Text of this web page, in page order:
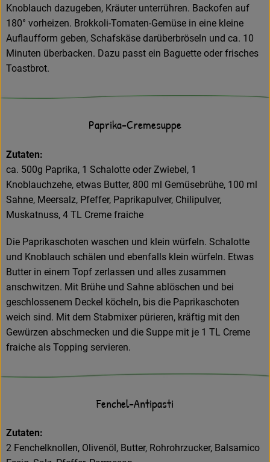
Knoblauch dazugeben, Kräuter unterrühren. Backofen auf
180° vorheizen. Brokkoli-Tomaten-Gemüse in eine kleine
Auflaufform geben, Schafskäse darüberbröseln und ca. 10
Minuten überbacken. Dazu passt ein Baguette oder frisches
Toastbrot.
Paprika-Cremesuppe
Zutaten:
ca. 500g Paprika, 1 Schalotte oder Zwiebel, 1
Knoblauchzehe, etwas Butter, 800 ml Gemüsebrühe, 100 ml
Sahne, Meersalz, Pfeffer, Paprikapulver, Chilipulver,
Muskatnuss, 4 TL Creme fraiche
Die Paprikaschoten waschen und klein würfeln. Schalotte
und Knoblauch schälen und ebenfalls klein würfeln. Etwas
Butter in einem Topf zerlassen und alles zusammen
anschwitzen. Mit Brühe und Sahne ablöschen und bei
geschlossenem Deckel köcheln, bis die Paprikaschoten
weich sind. Mit dem Stabmixer pürieren, kräftig mit den
Gewürzen abschmecken und die Suppe mit je 1 TL Creme
fraiche als Topping servieren.
Fenchel-Antipasti
Zutaten:
2 Fenchelknollen, Olivenöl, Butter, Rohrohrzucker, Balsamico